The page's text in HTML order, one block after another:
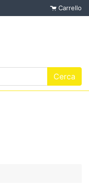
Carrello